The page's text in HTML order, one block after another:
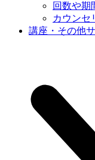
回数や期
カウンセ
講座・その他